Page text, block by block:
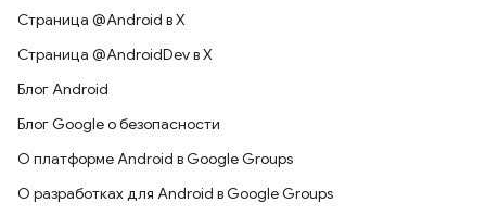
Страница @Android в X
Страница @AndroidDev в X
Блог Android
Блог Google о безопасности
О платформе Android в Google Groups
О разработках для Android в Google Groups